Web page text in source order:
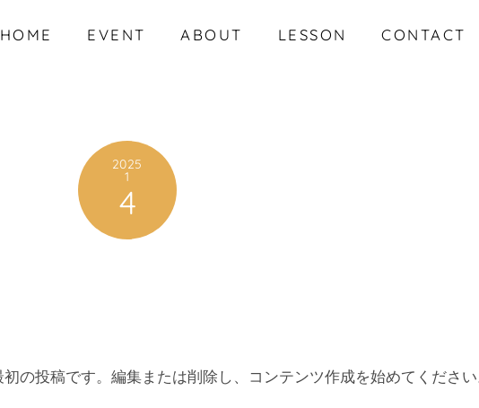
HOME EVENT ABOUT LESSON CONTACT
2025
1
4
の投稿です。編集または削除し、コンテンツ作成を始めてください